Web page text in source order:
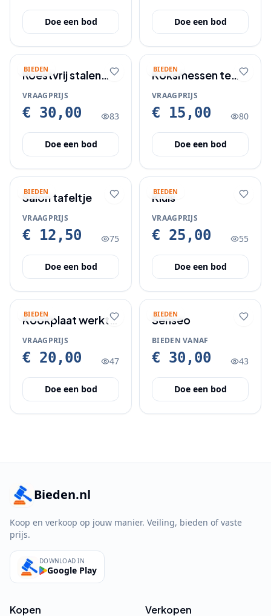
Doe een bod Doe een bod
BIEDEN
Roestvrij stalen
messenset te
koop
VRAAGPRIJS
€ 30,00 83
Doe een bod
BIEDEN
Koksmessen te
koop
VRAAGPRIJS
€ 15,00 80
Doe een bod
BIEDEN
Salon tafeltje
VRAAGPRIJS
€ 12,50 75
Doe een bod
BIEDEN
Kluis
VRAAGPRIJS
€ 25,00 55
Doe een bod
BIEDEN
Kookplaat werkt
perfect
VRAAGPRIJS
€ 20,00 47
Doe een bod
BIEDEN
Senseo
BIEDEN VANAF
€ 30,00 43
Doe een bod
Bieden.nl
Koop en verkoop op jouw manier. Veiling, bieden of vaste
prijs.
DOWNLOAD IN
Google Play
Kopen Verkopen